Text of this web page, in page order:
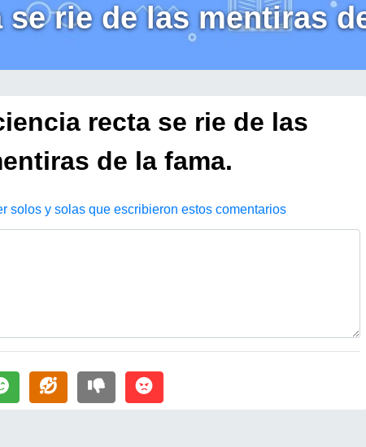
rie de las mentiras
recta se rie de las
de la fama.
solos y solas que escribieron estos comentarios